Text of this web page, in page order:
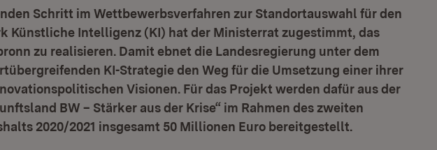
Schritt im Wettbewerbsverfahren zur Standortauswahl für den
Künstliche Intelligenz (KI) hat der Ministerrat zugestimmt, das
zu realisieren. Damit ebnet die Landesregierung unter dem
KI-Strategie den Weg für die Umsetzung einer ihrer
Visionen. Für das Projekt werden dafür aus der
BW – Stärker aus der Krise“ im Rahmen des zweiten
2020/2021 insgesamt 50 Millionen Euro bereitgestellt.